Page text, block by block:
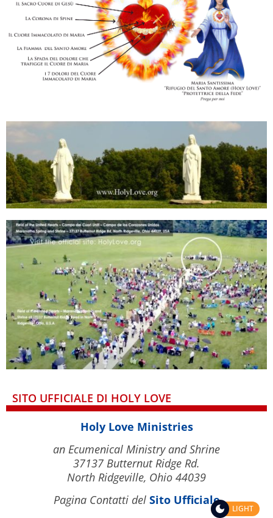
SITO UFFICIALE DI HOLY LOVE
Holy Love Ministries
an Ecumenical Ministry and Shrine
37137 Butternut Ridge Rd.
North Ridgeville, Ohio 44039
Pagina Contatti del Sito Ufficiale
LIGHT